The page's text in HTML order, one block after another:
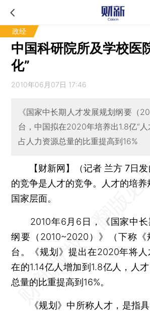
政经
中国科研院所及学校医
化”
2010年06月07日 17:46
《国家中长期人才发展规划纲要（
台，中国拟在2020年培养出1.8亿“
占人力资源总量的比重提高到16%
【财新网】（记者 兰方 7日发
的竞争是人才的竞争。人才的培养
国家层面。
2010年6月6日，《国家中长
纲要（2010~2020）》（下称《
台。《规划》提出在2020年将
在的1.14亿人增加到1.8亿人，人
总量的比重提高到16%。
《规划》中所称人才，是指具